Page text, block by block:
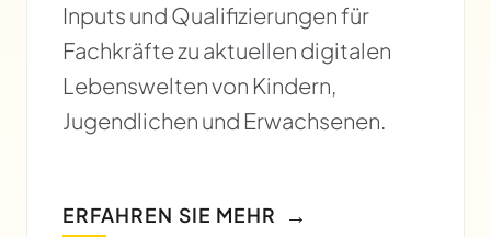
Inputs und Qualifizierungen für
Fachkräfte zu aktuellen digitalen
Lebenswelten von Kindern,
Jugendlichen und Erwachsenen.
ERFAHREN SIE MEHR →